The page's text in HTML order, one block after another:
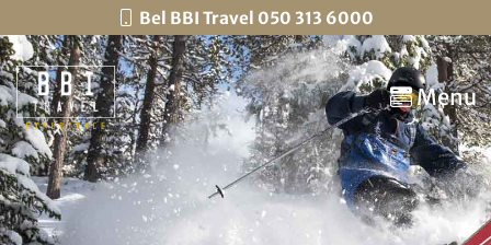
Bel BBI Travel 050 313 6000
Menu